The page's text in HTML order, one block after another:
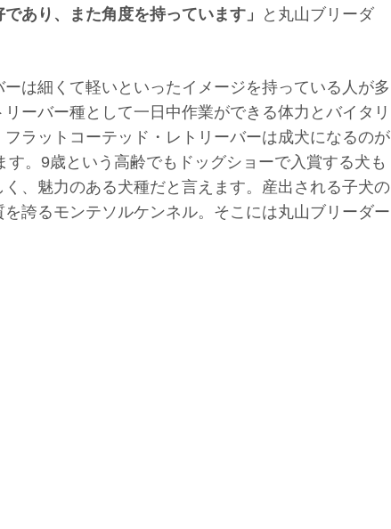
あり、また角度を持っています」
と丸山ブリーダ
は細くて軽いといったイメージを持っている人が多
ーバー種として一日中作業ができる体力とバイタリ
ラットコーテッド・レトリーバーは成犬になるのが
。9歳という高齢でもドッグショーで入賞する犬も
、魅力のある犬種だと言えます。産出される子犬の
誇るモンテソルケンネル。そこには丸山ブリーダー